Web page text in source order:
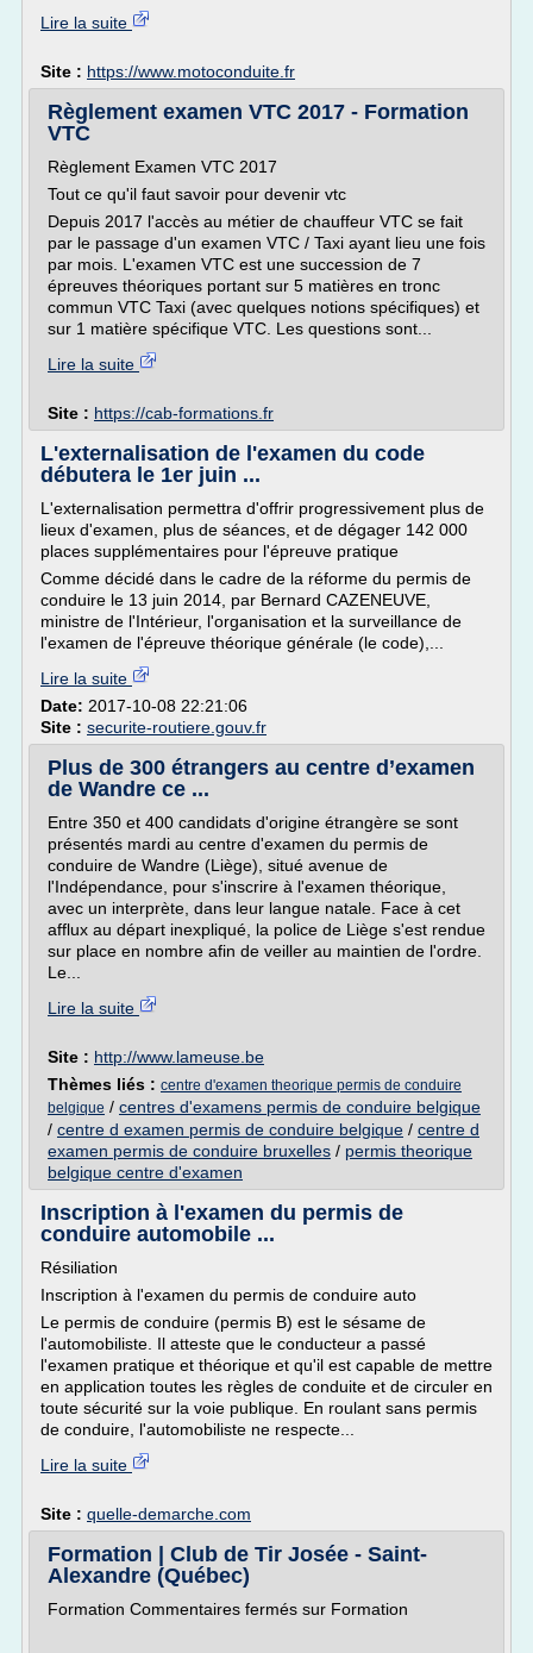
Lire la suite
Site : https://www.motoconduite.fr
Règlement examen VTC 2017 - Formation
VTC
Règlement Examen VTC 2017
Tout ce qu'il faut savoir pour devenir vtc
Depuis 2017 l'accès au métier de chauffeur VTC se fait
par le passage d'un examen VTC / Taxi ayant lieu une fois
par mois. L'examen VTC est une succession de 7
épreuves théoriques portant sur 5 matières en tronc
commun VTC Taxi (avec quelques notions spécifiques) et
sur 1 matière spécifique VTC. Les questions sont...
Lire la suite
Site : https://cab-formations.fr
L'externalisation de l'examen du code
débutera le 1er juin ...
L'externalisation permettra d'offrir progressivement plus de
lieux d'examen, plus de séances, et de dégager 142 000
places supplémentaires pour l'épreuve pratique
Comme décidé dans le cadre de la réforme du permis de
conduire le 13 juin 2014, par Bernard CAZENEUVE,
ministre de l'Intérieur, l'organisation et la surveillance de
l'examen de l'épreuve théorique générale (le code),...
Lire la suite
Date: 2017-10-08 22:21:06
Site : securite-routiere.gouv.fr
Plus de 300 étrangers au centre d’examen
de Wandre ce ...
Entre 350 et 400 candidats d'origine étrangère se sont
présentés mardi au centre d'examen du permis de
conduire de Wandre (Liège), situé avenue de
l'Indépendance, pour s'inscrire à l'examen théorique,
avec un interprète, dans leur langue natale. Face à cet
afflux au départ inexpliqué, la police de Liège s'est rendue
sur place en nombre afin de veiller au maintien de l'ordre.
Le...
Lire la suite
Site : http://www.lameuse.be
Thèmes liés : centre d'examen theorique permis de conduire
belgique / centres d'examens permis de conduire belgique
/ centre d examen permis de conduire belgique / centre d
examen permis de conduire bruxelles / permis theorique
belgique centre d'examen
Inscription à l'examen du permis de
conduire automobile ...
Résiliation
Inscription à l'examen du permis de conduire auto
Le permis de conduire (permis B) est le sésame de
l'automobiliste. Il atteste que le conducteur a passé
l'examen pratique et théorique et qu'il est capable de mettre
en application toutes les règles de conduite et de circuler en
toute sécurité sur la voie publique. En roulant sans permis
de conduire, l'automobiliste ne respecte...
Lire la suite
Site : quelle-demarche.com
Formation | Club de Tir Josée - Saint-
Alexandre (Québec)
Formation Commentaires fermés sur Formation